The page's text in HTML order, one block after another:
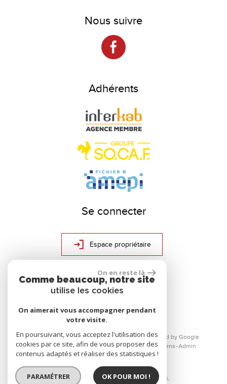
Nous suivre
Adhérents
Se connecter
Espace propriétaire
réalisé par
© 2026 | Tous droits réservés | Traduction powered by Google
Plan du site Mentions légales Nos honoraires Liens Admin
Site internet compatible multi-supports,
On en reste là
Comme beaucoup, notre site
utilise les cookies
On aimerait vous accompagner pendant
votre visite.
En poursuivant, vous acceptez l'utilisation des
cookies par ce site, afin de vous proposer des
contenus adaptés et réaliser des statistiques !
PARAMÉTRER OK POUR MOI !